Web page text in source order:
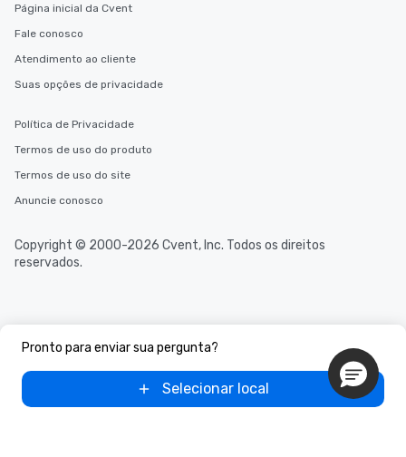
Pronto para enviar sua pergunta?
Selecionar local
Página inicial da Cvent
Fale conosco
Atendimento ao cliente
Suas opções de privacidade
Política de Privacidade
Termos de uso do produto
Termos de uso do site
Anuncie conosco
Copyright © 2000-2026 Cvent, Inc. Todos os direitos
reservados.